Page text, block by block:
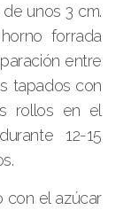
unos 3 cm.
forrada
entre
tapados con
rollos en el
12-15
con el azúcar